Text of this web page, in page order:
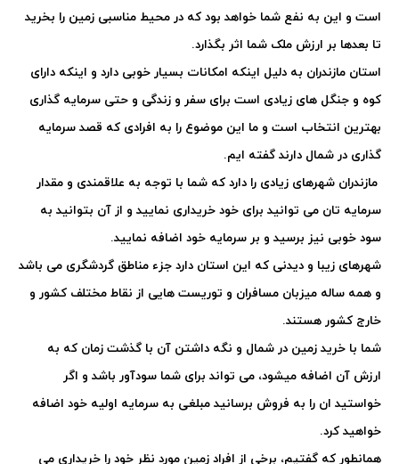
است و این به نفع شما خواهد بود که در محیط مناسبی زمین را بخرید
تا بعدها بر ارزش ملک شما اثر بگذارد.
استان مازندران به دلیل اینکه امکانات بسیار خوبی دارد و اینکه دارای
کوه و جنگل های زیادی است برای سفر و زندگی و حتی سرمایه گذاری
بهترین انتخاب است و ما این موضوع را به افرادی که قصد سرمایه
گذاری در شمال دارند گفته ایم.
مازندران شهرهای زیادی را دارد که شما با توجه به علاقمندی و مقدار
سرمایه تان می توانید برای خود خریداری نمایید و از آن بتوانید به
سود خوبی نیز برسید و بر سرمایه خود اضافه نمایید.
شهرهای زیبا و دیدنی که این استان دارد جزء مناطق گردشگری می باشد
و همه ساله میزبان مسافران و توریست هایی از نقاط مختلف کشور و
خارج کشور هستند.
شما با خرید زمین در شمال و نگه داشتن آن با گذشت زمان که به
ارزش آن اضافه میشود، می تواند برای شما سودآور باشد و اگر
خواستید ان را به فروش برسانید مبلغی به سرمایه اولیه خود اضافه
خواهید کرد.
همانطور که گفتیم، برخی از افراد زمین مورد نظر خود را خریداری می